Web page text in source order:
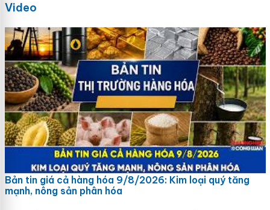
Video
Bản tin giá cả hàng hóa 9/8/2026: Kim loại quý tăng
mạnh, nông sản phân hóa